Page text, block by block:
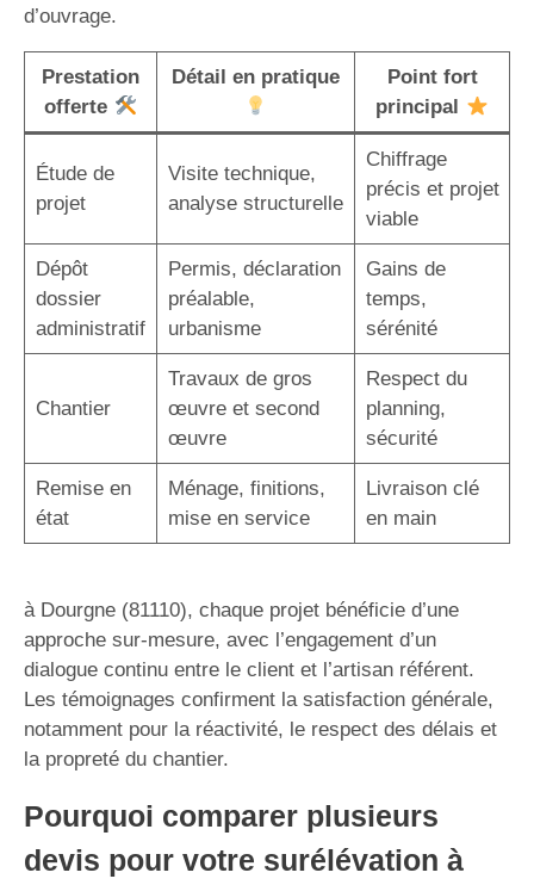
d’ouvrage.
Prestation
offerte
Détail en pratique
Point fort
principal
Étude de
projet
Visite technique,
analyse structurelle
Chiffrage
précis et projet
viable
Dépôt
dossier
administratif
Permis, déclaration
préalable,
urbanisme
Gains de
temps,
sérénité
Chantier
Travaux de gros
œuvre et second
œuvre
Respect du
planning,
sécurité
Remise en
état
Ménage, finitions,
mise en service
Livraison clé
en main
à Dourgne (81110), chaque projet bénéficie d’une
approche sur-mesure, avec l’engagement d’un
dialogue continu entre le client et l’artisan référent.
Les témoignages confirment la satisfaction générale,
notamment pour la réactivité, le respect des délais et
la propreté du chantier.
Pourquoi comparer plusieurs
devis pour votre surélévation à